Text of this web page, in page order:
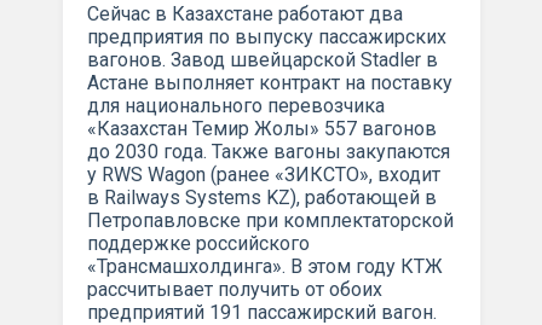
Сейчас в Казахстане работают два
предприятия по выпуску пассажирских
вагонов. Завод швейцарской Stadler в
Астане выполняет контракт на поставку
для национального перевозчика
«Казахстан Темир Жолы» 557 вагонов
до 2030 года. Также вагоны закупаются
у RWS Wagon (ранее «ЗИКСТО», входит
в Railways Systems KZ), работающей в
Петропавловске при комплектаторской
поддержке российского
«Трансмашхолдинга». В этом году КТЖ
рассчитывает получить от обоих
предприятий 191 пассажирский вагон.